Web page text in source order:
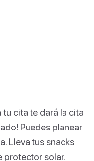
tu cita te dará la cita
Puedes planear
Lleva tus snacks
protector solar.